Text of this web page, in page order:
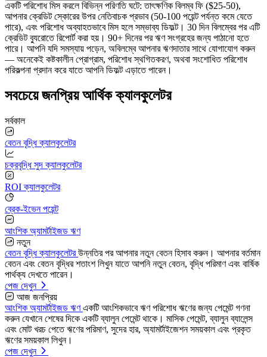
একটি পরিশোধ মিস করলে বিভিন্ন পরিণতি ঘটে: তাৎক্ষণিক বিলম্ব ফি ($25-50),
আপনার ক্রেডিট স্কোরের উপর নেতিবাচক প্রভাব (50-100 পয়েন্ট পর্যন্ত কমে যেতে
পারে), এবং পরিশোধ অব্যাহতভাবে মিস হলে সম্ভাব্য ডিফল্ট। 30 দিন বিলম্বের পর এটি
ক্রেডিট ব্যুরোতে রিপোর্ট করা হয়। 90+ দিনের পর ঋণ সংগ্রহের জন্য পাঠানো হতে
পারে। আপনি যদি সমস্যায় পড়েন, অবিলম্বে আপনার ঋণদাতার সাথে যোগাযোগ করুন
— অনেকেই কষ্টকালীন প্রোগ্রাম, পরিশোধ স্থগিতকরণ, অথবা সংশোধিত পরিশোধ
পরিকল্পনা প্রদান করে যাতে আপনি ডিফল্ট এড়াতে পারেন।
সবচেয়ে জনপ্রিয় আর্থিক ক্যালকুলেটর
সর্বকাল
বেতন বৃদ্ধি ক্যালকুলেটর
চক্রবৃদ্ধি সুদ ক্যালকুলেটর
ROI ক্যালকুলেটর
ব্রেক-ইভেন পয়েন্ট
আংশিক অ্যামর্টাইজড ঋণ
নতুন
বেতন বৃদ্ধি ক্যালকুলেটরউন্নতির পর আপনার নতুন বেতন হিসাব করুন। আপনার বর্তমান
বেতন এবং বেতন বৃদ্ধির শতাংশ লিখুন যাতে আপনি নতুন বেতন, বৃদ্ধি পরিমাণ এবং বার্ষিক
পার্থক্য দেখতে পারেন।
পেজ দেখুন
আজ জনপ্রিয়
আংশিক অ্যামর্টাইজড ঋণএকটি আংশিকভাবে ঋণ পরিশোধ ঋণের জন্য পেমেন্ট গণনা
করুন যেখানে শেষের দিকে একটি ব্যালুন পেমেন্ট থাকে। মাসিক পেমেন্ট, ব্যালুন ব্যালেন্স
এবং মোট খরচ পেতে ঋণের পরিমাণ, সুদের হার, অ্যামর্টাইজেশন সময়কাল এবং প্রকৃত
ঋণের সময়কাল লিখুন।
পেজ দেখুন